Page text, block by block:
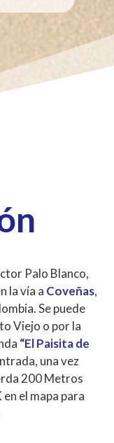
Palo Blanco,
la vía a Coveñas,
Se puede
Viejo o por la
“El Paisita de
una vez
200 Metros
el mapa para